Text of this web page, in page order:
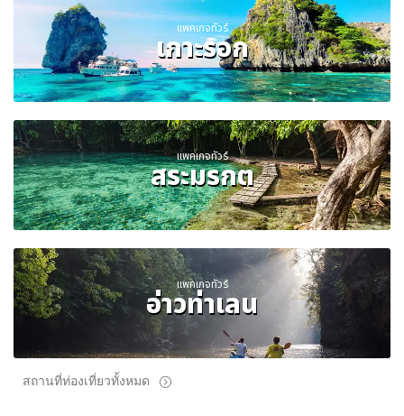
แพคเกจทัวร์
เกาะรอก
แพคเกจทัวร์
สระมรกต
แพคเกจทัวร์
อ่าวท่าเลน
สถานที่ท่องเที่ยวทั้งหมด